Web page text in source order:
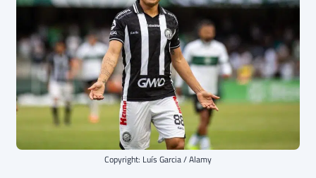
Copyright: Luís Garcia / Alamy